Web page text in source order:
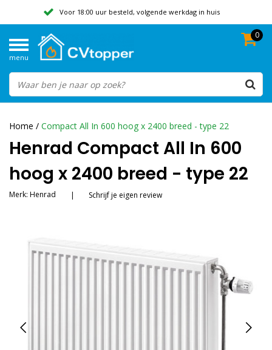
Voor 18:00 uur besteld, volgende werkdag in huis
Beoordeeld met een 9,8
menu
0
Home / Compact All In 600 hoog x 2400 breed - type 22
Henrad Compact All In 600
hoog x 2400 breed - type 22
Merk: Henrad | Schrijf je eigen review